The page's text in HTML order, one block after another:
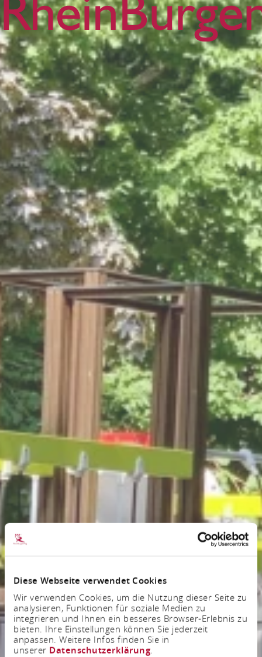
Diese Webseite verwendet Cookies
Wir verwenden Cookies, um die Nutzung dieser Seite zu
analysieren, Funktionen für soziale Medien zu
integrieren und Ihnen ein besseres Browser-Erlebnis zu
bieten. Ihre Einstellungen können Sie jederzeit
anpassen. Weitere Infos finden Sie in
unserer Datenschutzerklärung.